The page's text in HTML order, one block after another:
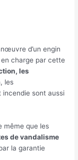
d’un engin
charge par cette
les
les
incendie sont aussi
même que les
de vandalisme
la garantie